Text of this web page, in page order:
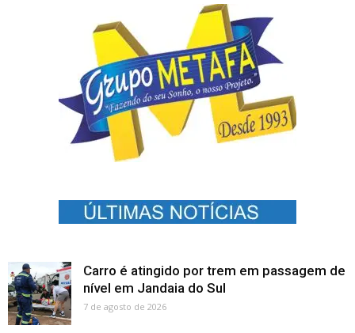
Carro é atingido por trem em passagem de
nível em Jandaia do Sul
7 de agosto de 2026